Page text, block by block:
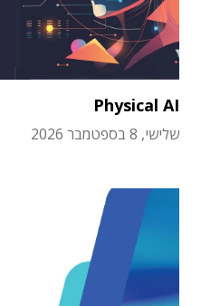
Physical AI
שלישי, 8 בספטמבר 2026